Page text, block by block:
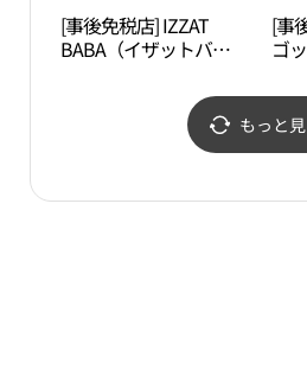
[事後免税店] IZZAT
BABA（イザットバ
アウトレットキフン（器
興）店(더아이잗컬렉션
롯데프리미엄아울렛 기
[事
ゴ
（
프
もっと